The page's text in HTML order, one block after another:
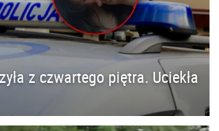
z czwartego piętra. Uciekła